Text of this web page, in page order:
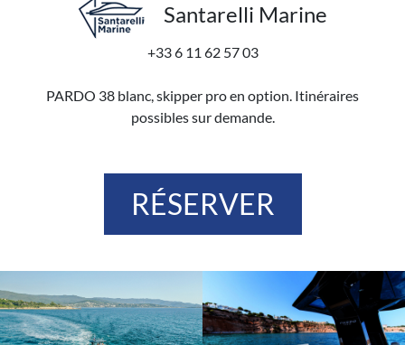
Santarelli Marine
+33 6 11 62 57 03
PARDO 38 blanc, skipper pro en option. Itinéraires
possibles sur demande.
RÉSERVER